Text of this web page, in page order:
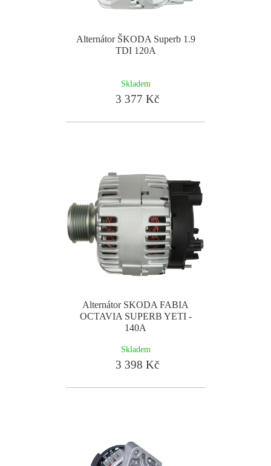
Alternátor ŠKODA Superb 1.9
TDI 120A
Skladem
3 377 Kč
Alternátor SKODA FABIA
OCTAVIA SUPERB YETI -
140A
Skladem
3 398 Kč